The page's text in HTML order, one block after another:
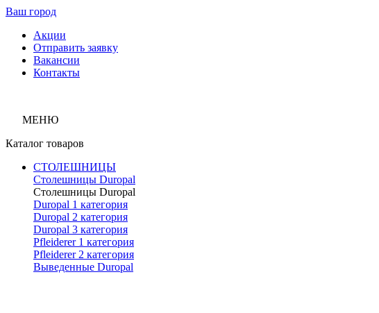
Ваш город
Акции
Отправить заявку
Вакансии
Контакты
МЕНЮ
Каталог товаров
СТОЛЕШНИЦЫ
Столешницы Duropal
Столешницы Duropal
Duropal 1 категория
Duropal 2 категория
Duropal 3 категория
Pfleiderer 1 категория
Pfleiderer 2 категория
Выведенные Duropal